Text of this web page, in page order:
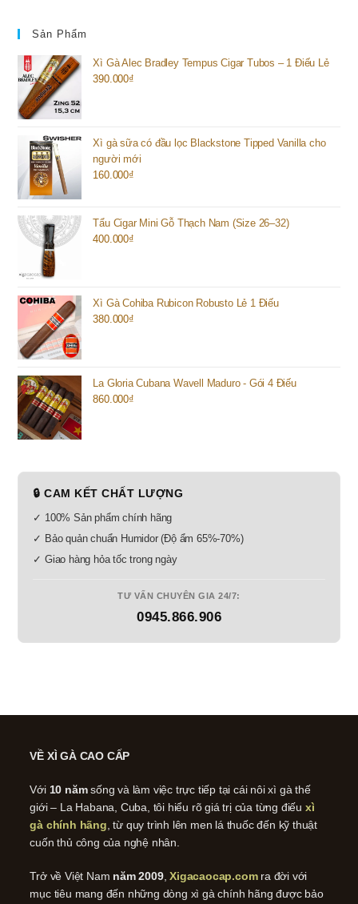
Sản Phẩm
Xì Gà Alec Bradley Tempus Cigar Tubos – 1 Điếu Lẻ
390.000₫
Xì gà sữa có đầu lọc Blackstone Tipped Vanilla cho
người mới
160.000₫
Tẩu Cigar Mini Gỗ Thạch Nam (Size 26–32)
400.000₫
Xì Gà Cohiba Rubicon Robusto Lẻ 1 Điếu
380.000₫
La Gloria Cubana Wavell Maduro - Gói 4 Điếu
860.000₫
🔒 CAM KẾT CHẤT LƯỢNG
✓ 100% Sản phẩm chính hãng
✓ Bảo quản chuẩn Humidor (Độ ẩm 65%-70%)
✓ Giao hàng hỏa tốc trong ngày
TƯ VẤN CHUYÊN GIA 24/7:
0945.866.906
VỀ XÌ GÀ CAO CẤP
Với 10 nămsống và làm việc trực tiếp tại cái nôi xì gà thế
giới – La Habana, Cuba, tôi hiểu rõ giá trị của từng điếu xì
gà chính hãng, từ quy trình lên men lá thuốc đến kỹ thuật
cuốn thủ công của nghệ nhân.
Trở về Việt Nam năm 2009,Xigacaocap.comra đời với
mục tiêu mang đến những dòng xì gà chính hãng được bảo